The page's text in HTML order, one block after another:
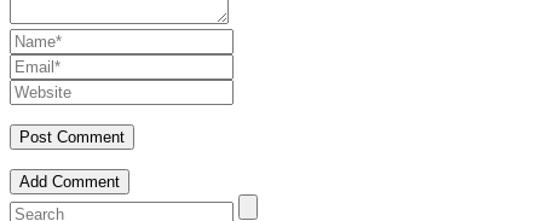
Add Comment